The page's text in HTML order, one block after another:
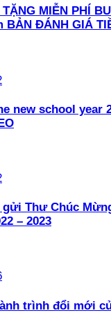
MIỄN PHÍ
BẢN ĐÁNH GIÁ
new school year
gửi Thư Chúc
– 2023
trình đổi mới